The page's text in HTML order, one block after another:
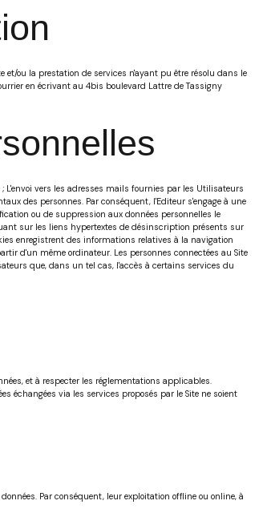
ou la prestation de services n'ayant pu être résolu dans le
en écrivant au 4bis boulevard Lattre de Tassigny
L'envoi vers les adresses mails fournies par les Utilisateurs
des personnes. Par conséquent, l'Editeur s'engage à une
ou de suppression aux données personnelles le
sur les liens hypertextes de désinscription présents sur
enregistrent des informations relatives à la navigation
d'un même ordinateur. Les personnes connectées au Site
que, dans un tel cas, l'accès à certains services du
et à respecter les réglementations applicables.
échangées via les services proposés par le Site ne soient
Par conséquent, leur exploitation offline ou online, à